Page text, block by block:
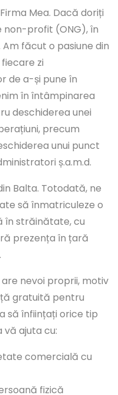
Mea. Dacă doriți
non-profit (ONG), în
făcut o pasiune din
zi
de a-și pune în
în întâmpinarea
deschiderea unei
precum
unui punct
ș.a.m.d.
Balta. Totodată, ne
să înmatriculeze o
în străinătate, cu
prezența în țară
nevoi proprii, motiv
gratuită pentru
să înființați orice tip
vă ajuta cu:
comercială cu
fizică